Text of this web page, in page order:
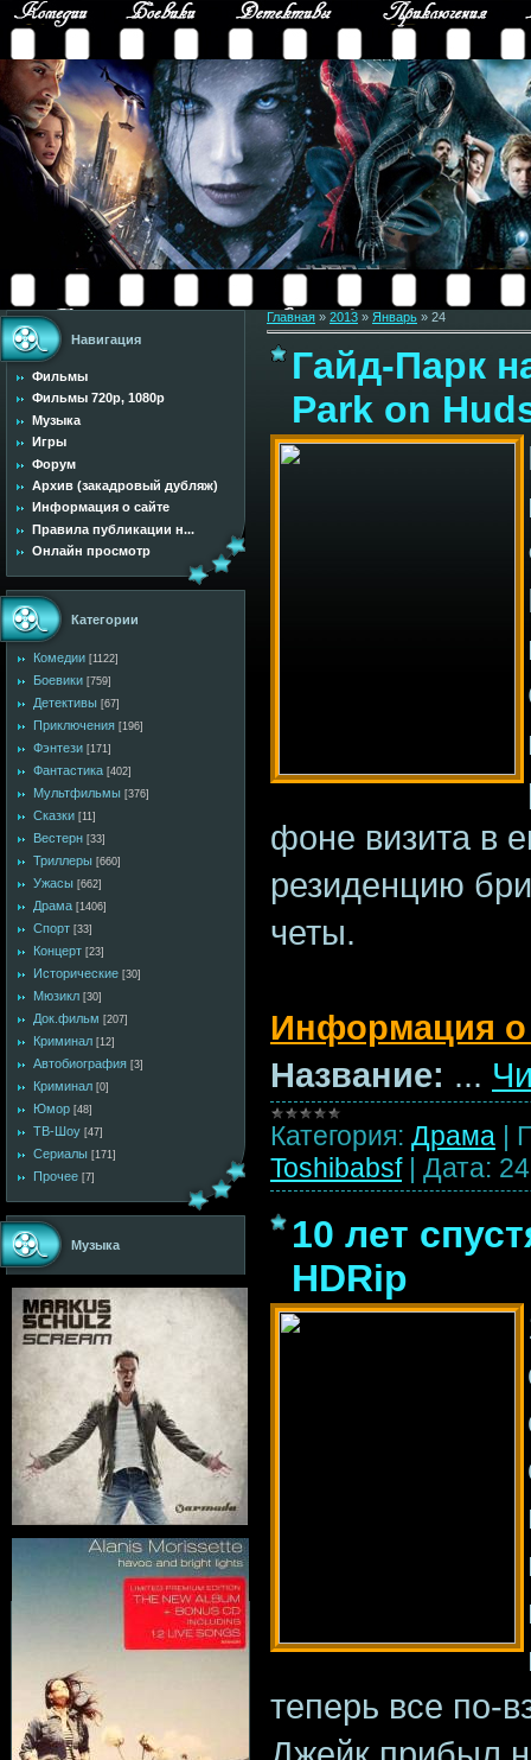
Навигация
Фильмы
Фильмы 720p, 1080p
Музыка
Игры
Форум
Архив (закадровый дубляж)
Информация о сайте
Правила публикации н...
Онлайн просмотр
Категории
Комедии [1122]
Боевики [759]
Детективы [67]
Приключения [196]
Фэнтези [171]
Фантастика [402]
Мультфильмы [376]
Сказки [11]
Вестерн [33]
Триллеры [660]
Ужасы [662]
Драма [1406]
Спорт [33]
Концерт [23]
Исторические [30]
Мюзикл [30]
Док.фильм [207]
Криминал [12]
Автобиография [3]
Криминал [0]
Юмор [48]
ТВ-Шоу [47]
Сериалы [171]
Прочее [7]
Музыка
Главная » 2013 » Январь » 24
Гайд-Парк
Park on
фоне визита в
резиденцию
четы.
Информация
Название: ...
Категория: Драма |
Toshibabsf | Дата:
10 лет
HDRip
теперь все по-